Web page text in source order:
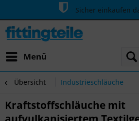
Versand
Sicher einkaufen
Menü
Übersicht Industrieschläuche
Kraftstoffschläuche mit